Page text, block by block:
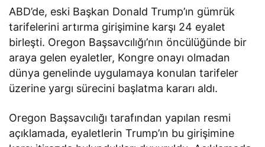
ABD’de, eski Başkan Donald Trump’ın gümrük
tarifelerini artırma girişimine karşı 24 eyalet
birleşti. Oregon Başsavcılığı’nın öncülüğünde bir
araya gelen eyaletler, Kongre onayı olmadan
dünya genelinde uygulamaya konulan tarifeler
üzerine yargı sürecini başlatma kararı aldı.
Oregon Başsavcılığı tarafından yapılan resmi
açıklamada, eyaletlerin Trump’ın bu girişimine